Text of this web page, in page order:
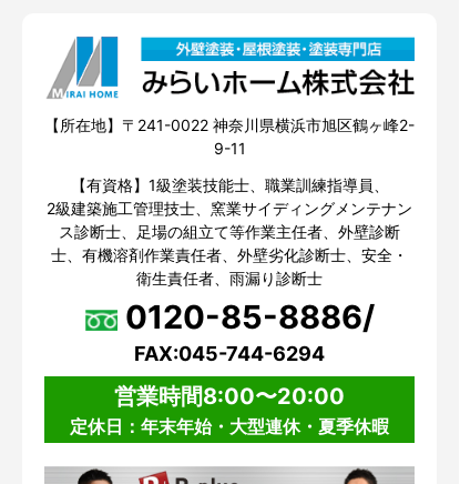
【所在地】〒241-0022 神奈川県横浜市旭区鶴ヶ峰2-
9-11
【有資格】1級塗装技能士、職業訓練指導員、
2級建築施工管理技士、窯業サイディングメンテナン
ス診断士、足場の組立て等作業主任者、外壁診断
士、有機溶剤作業責任者、外壁劣化診断士、安全・
衛生責任者、雨漏り診断士
0120-85-8886/
FAX:045-744-6294
営業時間8:00〜20:00
定休日：年末年始・大型連休・夏季休暇